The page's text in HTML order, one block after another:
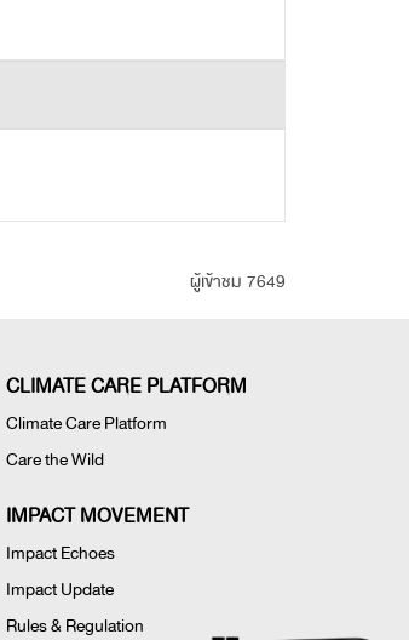
ผู้เข้าชม 7649
CLIMATE CARE PLATFORM
Climate Care Platform
Care the Wild
IMPACT MOVEMENT
Impact Echoes
Impact Update
Rules & Regulation